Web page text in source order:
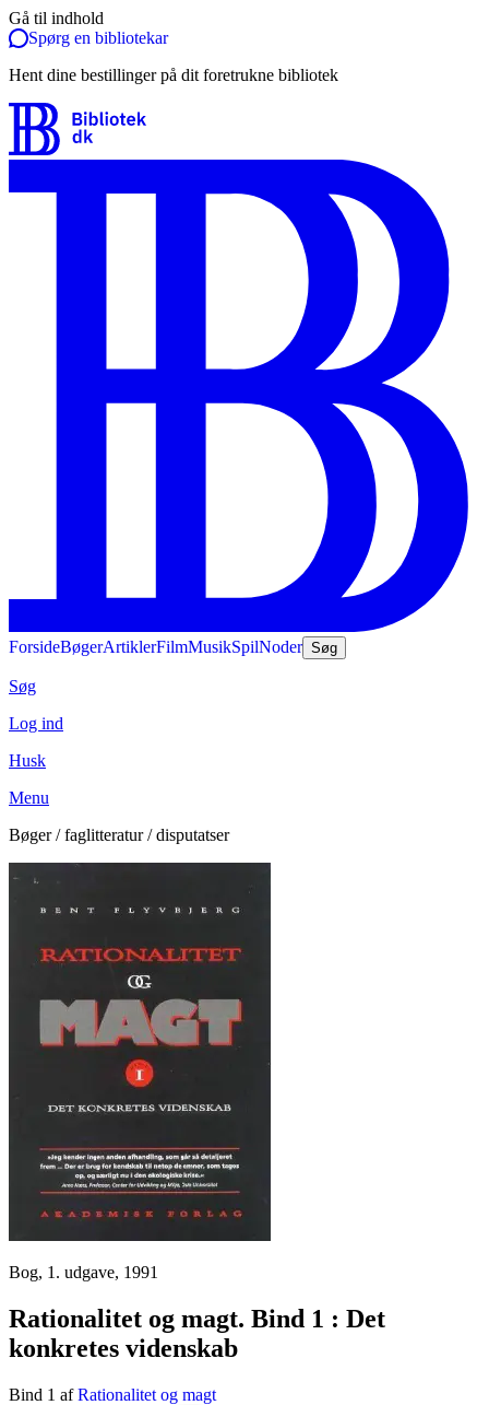
Gå til indhold
Spørg en bibliotekar
Hent dine bestillinger på dit foretrukne bibliotek
ForsideBøgerArtiklerFilmMusikSpilNoder Søg
Søg
Log ind
Husk
Menu
Bøger / faglitteratur / disputatser
Bog, 1. udgave, 1991
Rationalitet og magt. Bind 1 : Det
konkretes videnskab
Bind 1 afRationalitet og magt